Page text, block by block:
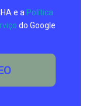
e a Política
do Google